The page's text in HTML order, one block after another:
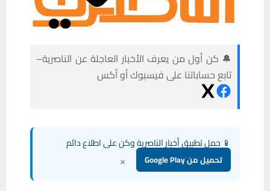
🔔 كن أول من يعرف الأخبار العاجلة عن الناصرية–
تابع حساباتنا على فيسبوك أو أكس
📱 حمل تطبيق أخبار الناصرية وكن على اطلاع دائم
تحميل من Google Play ×